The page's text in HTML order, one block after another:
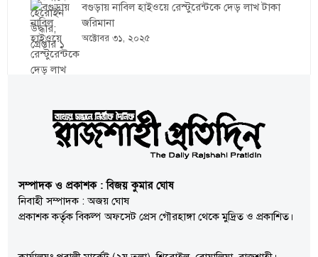
বগুড়ায় নাবিল হাইওয়ে রেস্টুরেন্টকে দেড় লাখ টাকা
জরিমানা
অক্টোবর ৩১, ২০২৫
সম্পাদক ও প্রকাশক : বিজয় কুমার ঘোষ
নিবাহী সম্পাদক : অজয় ঘোষ
প্রকাশক কর্তৃক বিকল্প অফসেট প্রেস গৌরহাঙ্গা থেকে মুদ্রিত ও প্রকাশিত।